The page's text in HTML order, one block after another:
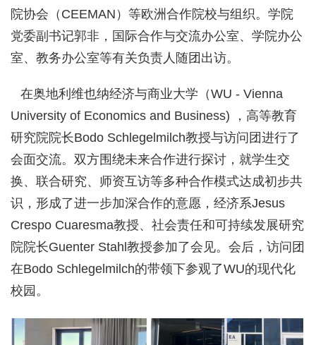
院协会（CEEMAN）等欧洲合作院校与组织。学院
党委副书记郭非，国际合作与交流办公室、学院办公
室、教务办公室等有关负责人随团出访。
在奥地利维也纳经济与商业大学（WU - Vienna
University of Economics and Business) ，高等教育
研究院院长Bodo Schlegelmilch教授与访问团进行了
会面交流。双方围绕未来合作进行探讨，就学生交
换、联合研究、师资互访等多种合作模式达成初步共
识，形成了进一步加深合作的意愿，经济系Jesus
Crespo Cuaresma教授、社会责任和可持续发展研究
院院长Guenter Stahl教授参加了会见。会后，访问团
在Bodo Schlegelmilch的带领下参观了WU的现代化
校园。